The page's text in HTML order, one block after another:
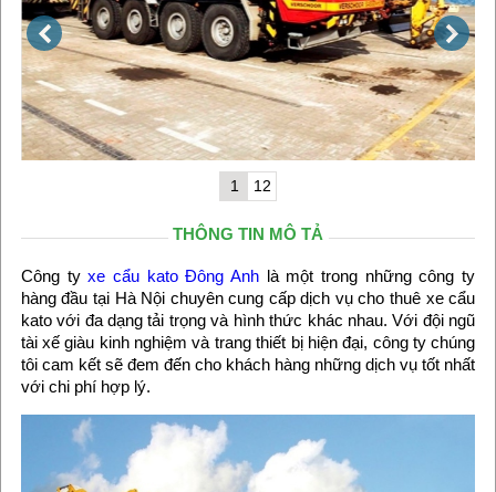
1 12
THÔNG TIN MÔ TẢ
Công tyxe cẩu kato Đông Anh là một trong những công ty
hàng đầu tại Hà Nội chuyên cung cấp dịch vụ cho thuê xe cẩu
kato với đa dạng tải trọng và hình thức khác nhau. Với đội ngũ
tài xế giàu kinh nghiệm và trang thiết bị hiện đại, công ty chúng
tôi cam kết sẽ đem đến cho khách hàng những dịch vụ tốt nhất
với chi phí hợp lý.